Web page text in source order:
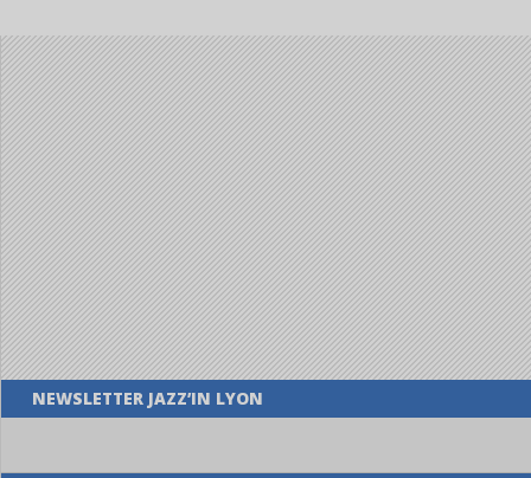
NEWSLETTER JAZZ’IN LYON